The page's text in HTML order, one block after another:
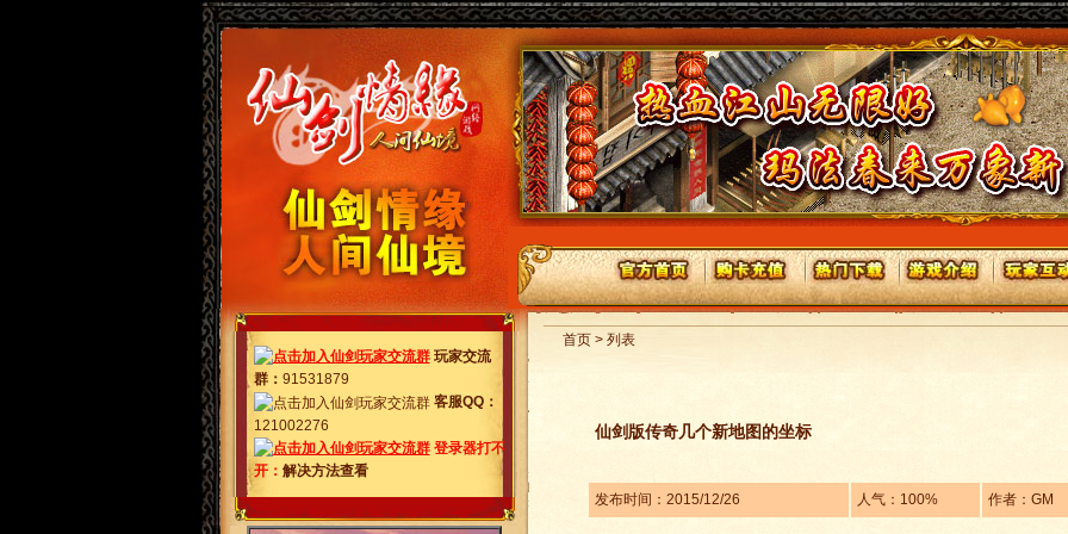
玩家交流
群： 91531879
客服QQ：
121002276
登录器打不
开： 解决方法查看
首页 > 列表
仙剑版传奇几个新地图的坐标
发布时间：2015/12/26 人气：100% 作者：GM